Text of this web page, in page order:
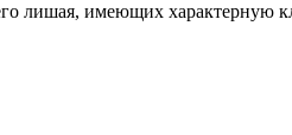
лишая, имеющих характерную